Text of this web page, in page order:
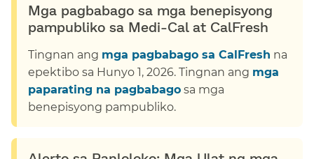
Mga pagbabago sa mga benepisyong
pampubliko sa Medi-Cal at CalFresh​​
Tingnan ang mga pagbabago sa CalFresh na
epektibo sa Hunyo 1, 2026. Tingnan ang mga
paparating na pagbabago sa mga
benepisyong pampubliko.​​